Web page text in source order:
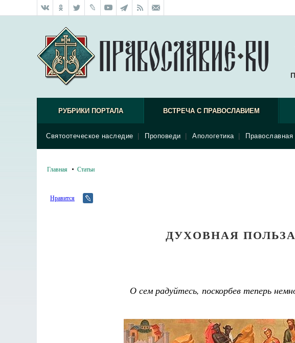
РУБРИКИ ПОРТАЛА ВСТРЕЧА С ПРАВОСЛАВИЕМ
Святоотеческое наследие Проповеди Апологетика Православная
Главная Статьи
Нравится
ДУХОВНАЯ
О сем радуйтесь, поскорбев теперь